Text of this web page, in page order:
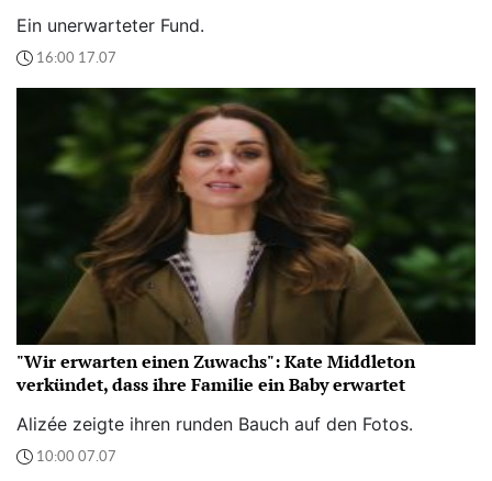
Ein unerwarteter Fund.
16:00 17.07
"Wir erwarten einen Zuwachs": Kate Middleton
verkündet, dass ihre Familie ein Baby erwartet
Alizée zeigte ihren runden Bauch auf den Fotos.
10:00 07.07